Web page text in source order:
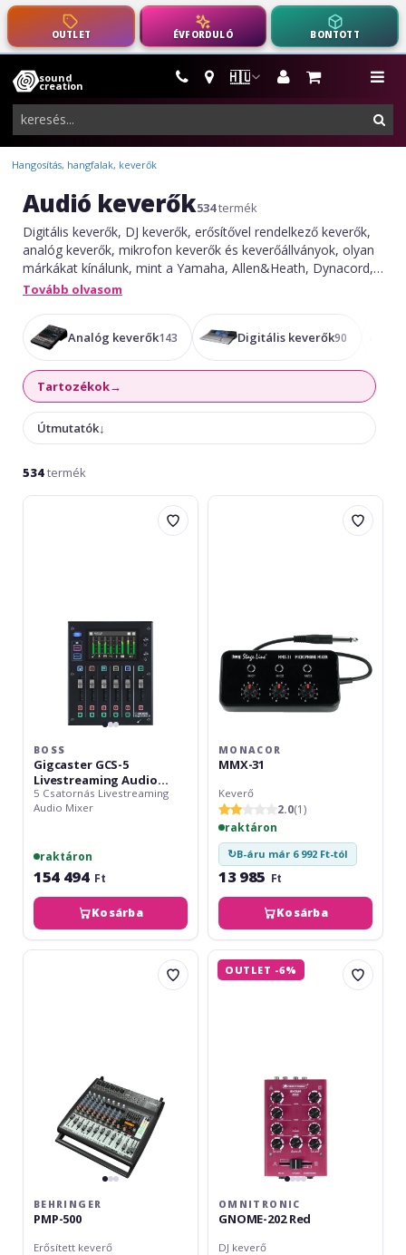
OUTLET ÉVFORDULÓ BONTOTT
🇭🇺
sound
creation
hangszerek,
pro-
audio
felszerelés
Hangosítás, hangfalak, keverők
Audió keverők534termék
Digitális keverők, DJ keverők, erősítővel rendelkező keverők,
analóg keverők, mikrofon keverők és keverőállványok, olyan
márkákat kínálunk, mint a Yamaha, Allen&Heath, Dynacord,
Wharfedale Pro, Mackie, Presonus
Tovább olvasom
Analóg keverők143 Digitális keverők90
Tartozékok→
Útmutatók↓
534termék
Boss
BOSS
Gigcaster GCS-5
Livestreaming Audio
Mixer
5 Csatornás Livestreaming
Audio Mixer
raktáron
154 494 Ft
Kosárba
Monacor
MONACOR
MMX-31
Keverő
2.0(1)
raktáron
↻B-áru már 6 992 Ft-tól
13 985 Ft
Kosárba
Behringer
BEHRINGER
PMP-500
Erősített keverő
Omnitronic
GNOME-
OUTLET -6%
OMNITRONIC
GNOME-202 Red
DJ keverő